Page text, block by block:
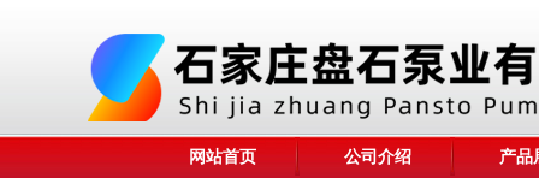
网站首页 公司介绍 产品